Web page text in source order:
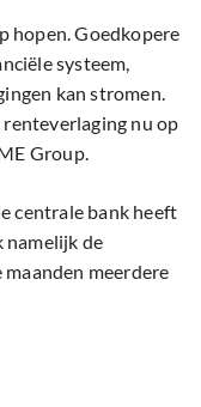
hopen. Goedkopere
systeem,
kan stromen.
nu op
Group.
centrale bank heeft
namelijk de
meerdere